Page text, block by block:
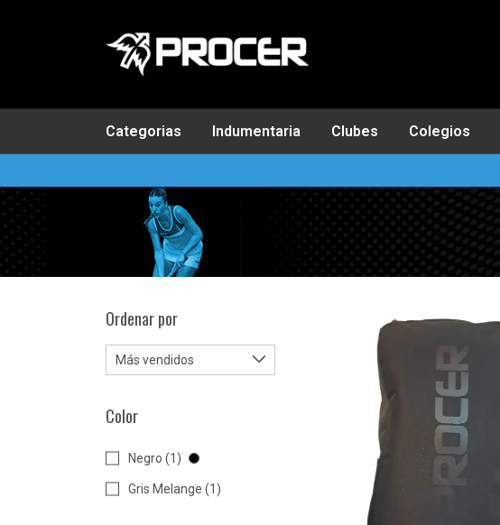
Categorias Indumentaria Clubes Colegios
Ordenar por
Color
Negro (1)
Gris Melange (1)